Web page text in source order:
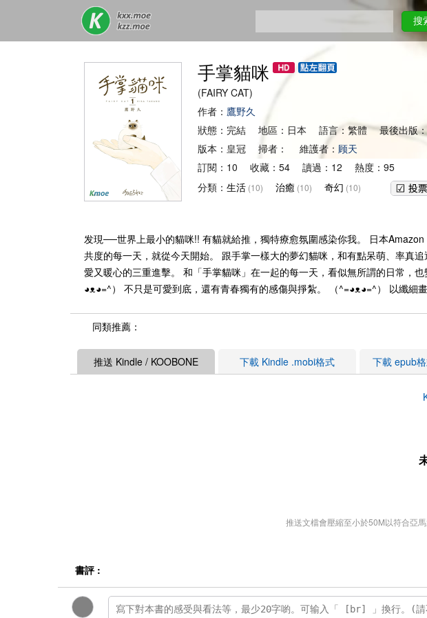
搜
手掌貓咪
(FAIRY CAT)
作者： 鷹野久
狀態：完結 地區：日本 語言：繁體 最後出版
版本：皇冠 掃者： 維護者： 顾天
訂閱：10 收藏：54 讀過：12 熱度：95
分類： 生活 (10) 治癒 (10) 奇幻 (10)
发現──世界上最小的貓咪!! 有貓就給推，獨特療愈氛圍感染你我。 日本
共度的每一天，就從今天開始。 跟手掌一樣大的夢幻貓咪，和有點呆萌、率真
愛又暖心的三重進擊。 和「手掌貓咪」在一起的每一天，看似無所謂的日常
◕ᴥ◕=^） 不只是可愛到底，還有青春獨有的感傷與掙紮。 （^=◕ᴥ◕=^） 以纖細
同類推薦：
推送 Kindle / KOOBONE 下載 Kindle .mobi格式 下載 epub
推送文檔會壓縮至小於50M以符合亞
書評 :